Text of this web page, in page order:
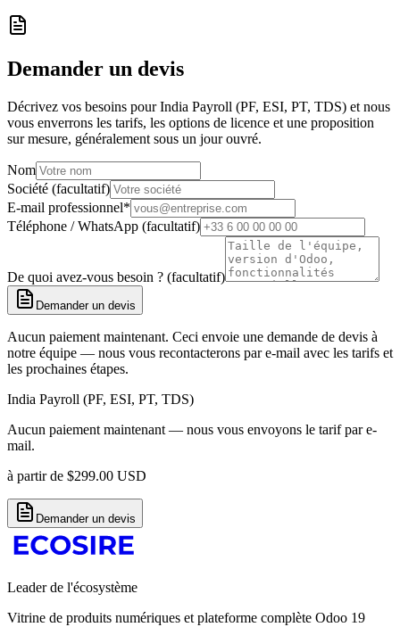
Demander un devis
Décrivez vos besoins pour India Payroll (PF, ESI, PT, TDS) et nous
vous enverrons les tarifs, les options de licence et une proposition
sur mesure, généralement sous un jour ouvré.
Nom
Société (facultatif)
E-mail professionnel*
Téléphone / WhatsApp (facultatif)
De quoi avez-vous besoin ? (facultatif)
Demander un devis
Aucun paiement maintenant. Ceci envoie une demande de devis à
notre équipe — nous vous recontacterons par e-mail avec les tarifs et
les prochaines étapes.
India Payroll (PF, ESI, PT, TDS)
Aucun paiement maintenant — nous vous envoyons le tarif par e-
mail.
à partir de $299.00 USD
Demander un devis
Leader de l'écosystème
Vitrine de produits numériques et plateforme complète Odoo 19